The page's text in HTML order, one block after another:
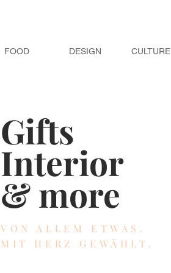
FOOD DESIGN CULTURE
Gifts
Interior
& more
VON ALLEM ETWAS.
MIT HERZ GEWÄHLT.